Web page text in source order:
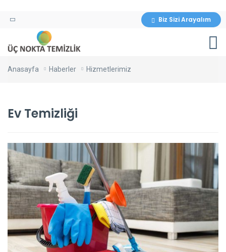
Biz Sizi Arayalım
Anasayfa Haberler Hizmetlerimiz
Ev Temizliği